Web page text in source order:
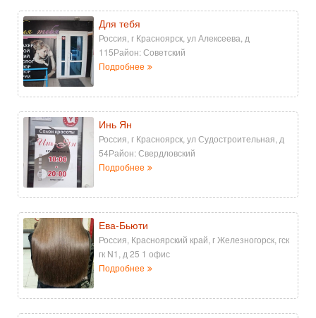
Для тебя
Россия, г Красноярск, ул Алексеева, д
115Район: Советский
Подробнее
Инь Ян
Россия, г Красноярск, ул Судостроительная, д
54Район: Свердловский
Подробнее
Ева-Бьюти
Россия, Красноярский край, г Железногорск, гск
гк N1, д 25 1 офис
Подробнее